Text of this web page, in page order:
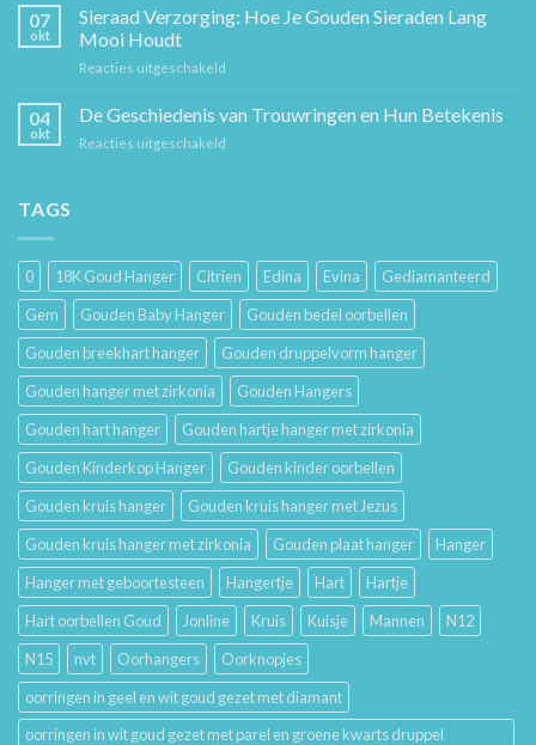
Sierkunst
Cadeaugids:
De
Hem
07
okt
Sieraad Verzorging: Hoe Je Gouden Sieraden Lang
Mooi Houdt
Reacties uitgeschakeld
Verzorging:
04
okt
De Geschiedenis van Trouwringen en Hun Betekenis
Reacties uitgeschakeld
Hun
Betekenis
TAGS
0 18K Goud Hanger Citrien Edina Evina
Gediamanteerd
Gem
Gouden Baby Hanger
Gouden bedel oorbellen
Gouden breekhart hanger
Gouden druppelvorm hanger
Gouden hanger met zirkonia
Gouden Hangers
Gouden hart hanger
Gouden hartje hanger met zirkonia
Gouden Kinderkop Hanger
Gouden kinder oorbellen
Gouden kruis hanger
Gouden kruis hanger met Jezus
Gouden kruis hanger met zirkonia
Gouden plaat hanger
Hanger
Hanger met geboortesteen
Hangertje Hart
Hartje
Hart oorbellen Goud
Jonline Kruis Kuisje Mannen
N12
N15
nvt Oorhangers
Oorknopjes
oorringen in geel en wit goud gezet met diamant
oorringen in wit goud gezet met parel en groene kwarts druppel